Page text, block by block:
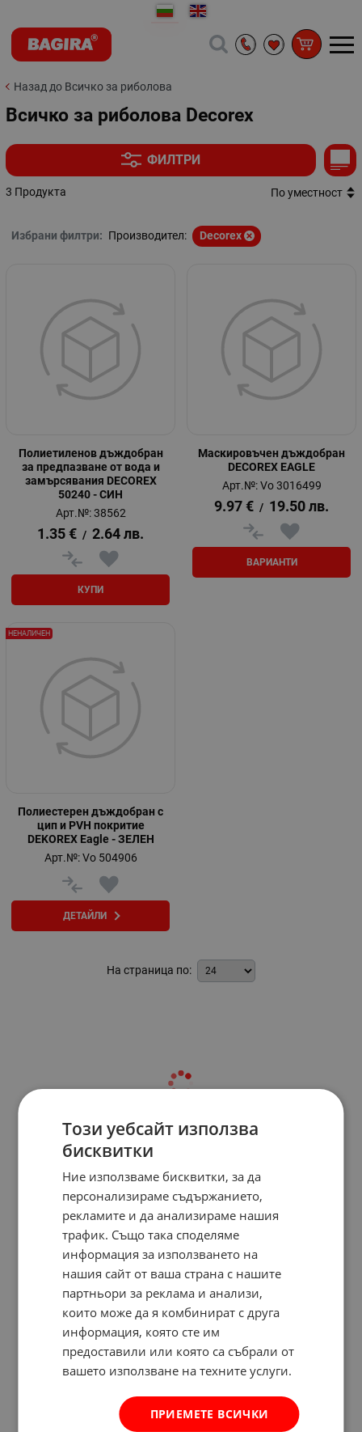
Назад до Всичко за риболова
Всичко за риболова Decorex
ФИЛТРИ
3 Продукта По уместност
Избрани филтри: Производител: Decorex
Полиетиленов дъждобран
за предпазване от вода и
замърсявания DECOREX
50240 - СИН
Арт.№: 38562
1.35 € / 2.64 лв.
КУПИ
Маскировъчен дъждобран
DECOREX EAGLЕ
Арт.№: Vo 3016499
9.97 € / 19.50 лв.
ВАРИАНТИ
Полиестерен дъждобран с
цип и PVH покритие
DEKOREX Eagle - ЗЕЛЕН
Арт.№: Vo 504906
ДЕТАЙЛИ
НЕНАЛИЧЕН
На страница по:
Този уебсайт използва
бисквитки
Ние използваме бисквитки, за да
персонализираме съдържанието,
рекламите и да анализираме нашия
трафик. Също така споделяме
информация за използването на
нашия сайт от ваша страна с нашите
партньори за реклама и анализи,
които може да я комбинират с друга
информация, която сте им
предоставили или която са събрали от
вашето използване на техните услуги.
ПРИЕМЕТЕ ВСИЧКИ